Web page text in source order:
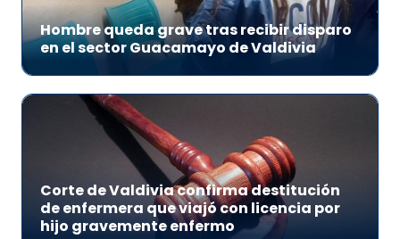
Hombre queda grave tras recibir disparo
en el sector Guacamayo de Valdivia
Corte de Valdivia confirma destitución
de enfermera que viajó con licencia por
hijo gravemente enfermo